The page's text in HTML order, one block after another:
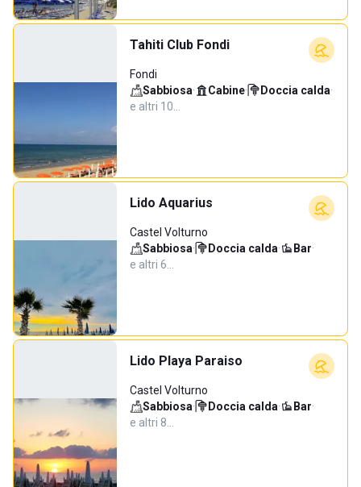
Tahiti Club Fondi
Fondi
Sabbiosa· Cabine· Doccia calda·
e altri 10…
Lido Aquarius
Castel Volturno
Sabbiosa· Doccia calda· Bar·
e altri 6…
Lido Playa Paraiso
Castel Volturno
Sabbiosa· Doccia calda· Bar·
e altri 8…